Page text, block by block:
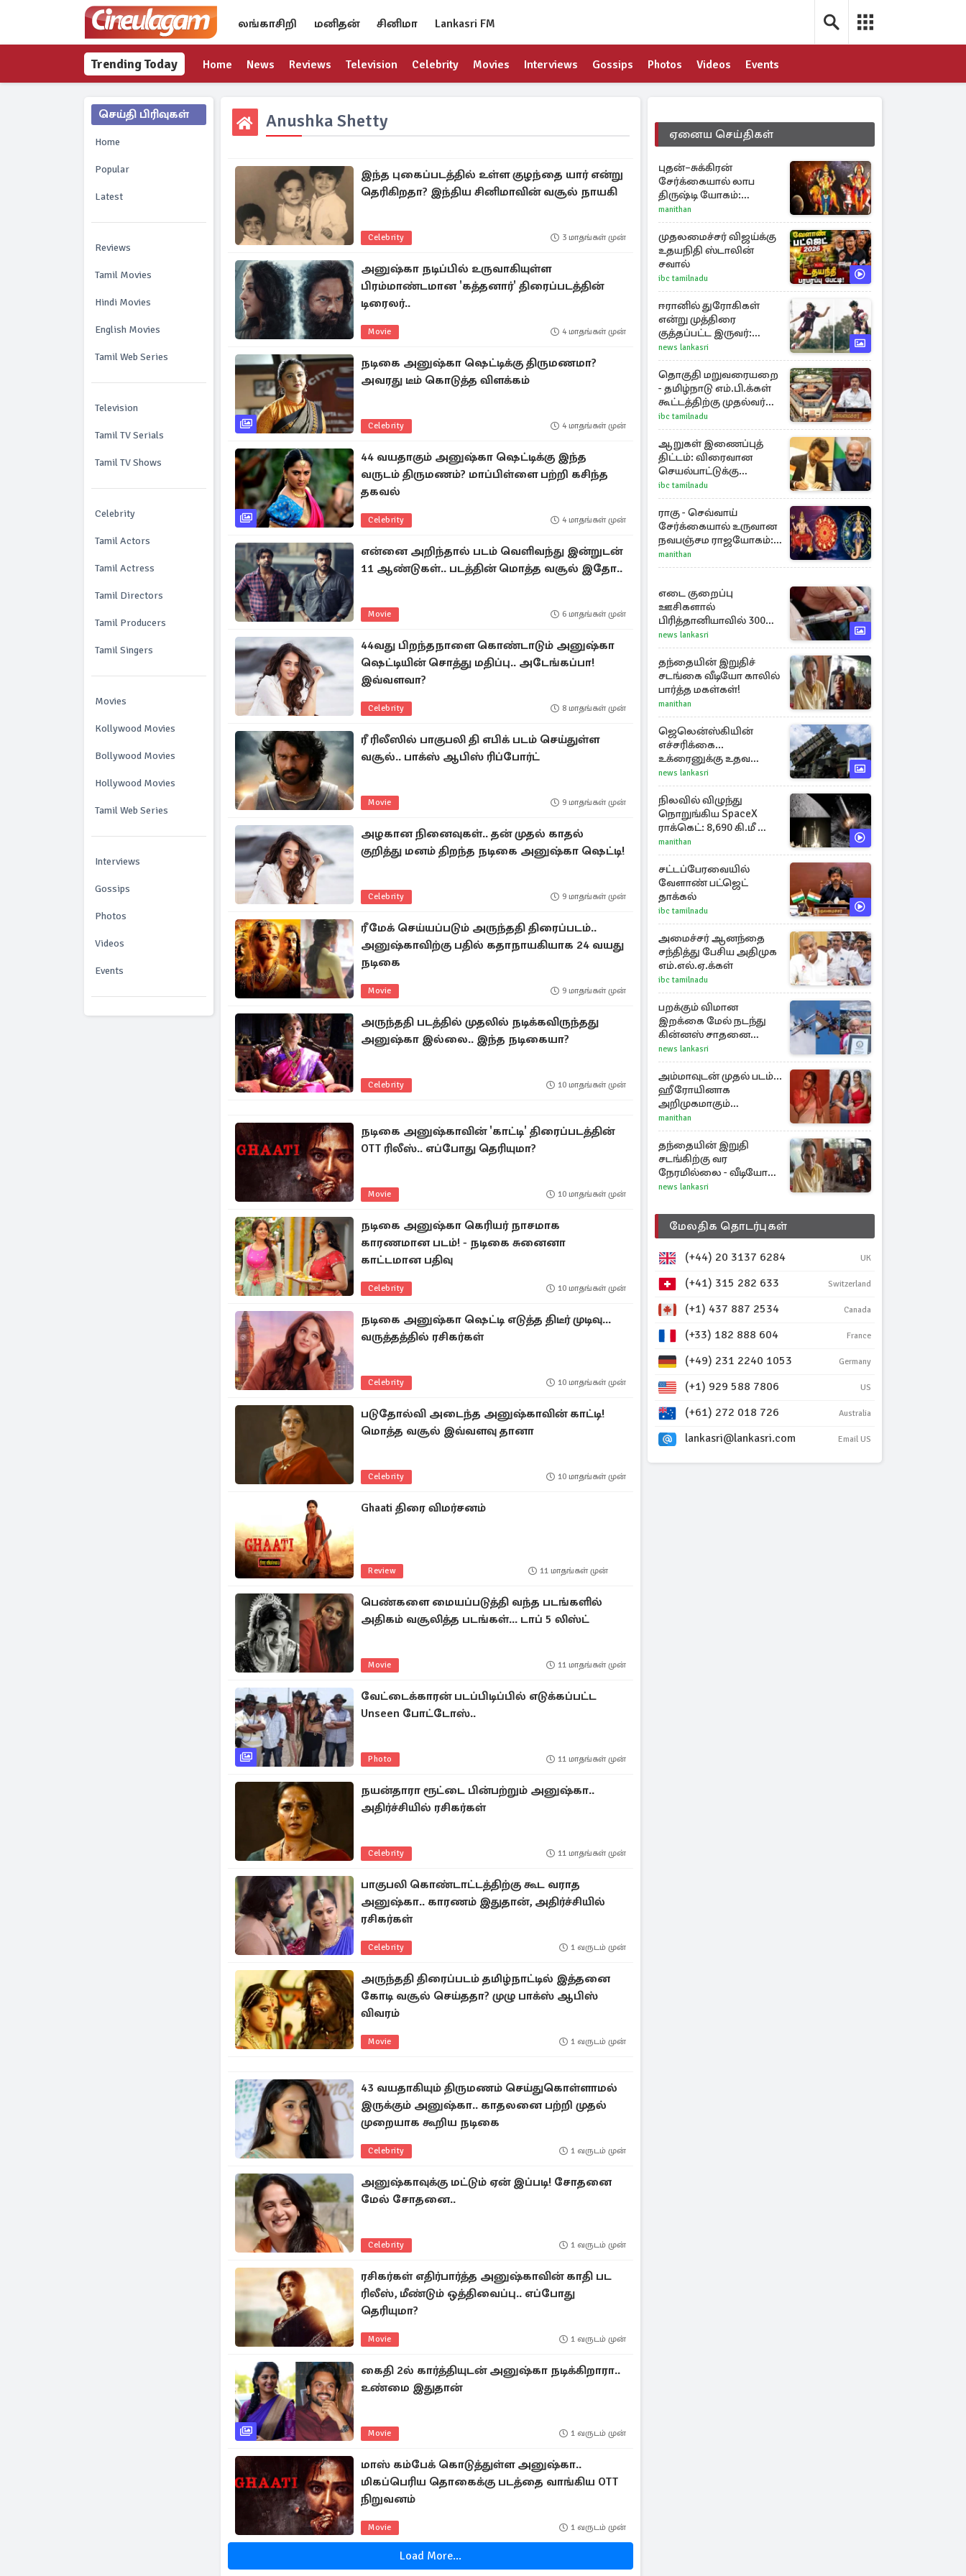
லங்காசிறி மனிதன் சினிமா Lankasri FM
Trending Today Home News Reviews Television Celebrity Movies Interviews Gossips Photos Videos Events
செய்தி பிரிவுகள்
Home
Popular
Latest
Reviews
Tamil Movies
Hindi Movies
English Movies
Tamil Web Series
Television
Tamil TV Serials
Tamil TV Shows
Celebrity
Tamil Actors
Tamil Actress
Tamil Directors
Tamil Producers
Tamil Singers
Movies
Kollywood Movies
Bollywood Movies
Hollywood Movies
Tamil Web Series
Interviews
Gossips
Photos
Videos
Events
Anushka Shetty
இந்த புகைப்படத்தில் உள்ள குழந்தை யார் என்று
தெரிகிறதா? இந்திய சினிமாவின் வசூல் நாயகி
Celebrity 3 மாதங்கள் முன்
அனுஷ்கா நடிப்பில் உருவாகியுள்ள
பிரம்மாண்டமான 'கத்தனார்' திரைப்படத்தின்
டிரைலர்..
Movie 4 மாதங்கள் முன்
நடிகை அனுஷ்கா ஷெட்டிக்கு திருமணமா?
அவரது டீம் கொடுத்த விளக்கம்
Celebrity 4 மாதங்கள் முன்
44 வயதாகும் அனுஷ்கா ஷெட்டிக்கு இந்த
வருடம் திருமணம்? மாப்பிள்ளை பற்றி கசிந்த
தகவல்
Celebrity 4 மாதங்கள் முன்
என்னை அறிந்தால் படம் வெளிவந்து இன்றுடன்
11 ஆண்டுகள்.. படத்தின் மொத்த வசூல் இதோ..
Movie 6 மாதங்கள் முன்
44வது பிறந்தநாளை கொண்டாடும் அனுஷ்கா
ஷெட்டியின் சொத்து மதிப்பு.. அடேங்கப்பா!
இவ்வளவா?
Celebrity 8 மாதங்கள் முன்
ரீ ரிலீஸில் பாகுபலி தி எபிக் படம் செய்துள்ள
வசூல்.. பாக்ஸ் ஆபிஸ் ரிப்போர்ட்
Movie 9 மாதங்கள் முன்
அழகான நினைவுகள்.. தன் முதல் காதல்
குறித்து மனம் திறந்த நடிகை அனுஷ்கா ஷெட்டி!
Celebrity 9 மாதங்கள் முன்
ரீமேக் செய்யப்படும் அருந்ததி திரைப்படம்..
அனுஷ்காவிற்கு பதில் கதாநாயகியாக 24 வயது
நடிகை
Movie 9 மாதங்கள் முன்
அருந்ததி படத்தில் முதலில் நடிக்கவிருந்தது
அனுஷ்கா இல்லை.. இந்த நடிகையா?
Celebrity 10 மாதங்கள் முன்
நடிகை அனுஷ்காவின் 'காட்டி' திரைப்படத்தின்
OTT ரிலீஸ்.. எப்போது தெரியுமா?
Movie 10 மாதங்கள் முன்
நடிகை அனுஷ்கா கெரியர் நாசமாக
காரணமான படம்! - நடிகை சுனைனா
காட்டமான பதிவு
Celebrity 10 மாதங்கள் முன்
நடிகை அனுஷ்கா ஷெட்டி எடுத்த திடீர் முடிவு...
வருத்தத்தில் ரசிகர்கள்
Celebrity 10 மாதங்கள் முன்
படுதோல்வி அடைந்த அனுஷ்காவின் காட்டி!
மொத்த வசூல் இவ்வளவு தானா
Celebrity 10 மாதங்கள் முன்
Ghaati திரை விமர்சனம்
Review 11 மாதங்கள் முன்
பெண்களை மையப்படுத்தி வந்த படங்களில்
அதிகம் வசூலித்த படங்கள்... டாப் 5 லிஸ்ட்
Movie 11 மாதங்கள் முன்
வேட்டைக்காரன் படப்பிடிப்பில் எடுக்கப்பட்ட
Unseen போட்டோஸ்..
Photo 11 மாதங்கள் முன்
நயன்தாரா ரூட்டை பின்பற்றும் அனுஷ்கா..
அதிர்ச்சியில் ரசிகர்கள்
Celebrity 11 மாதங்கள் முன்
பாகுபலி கொண்டாட்டத்திற்கு கூட வராத
அனுஷ்கா.. காரணம் இதுதான், அதிர்ச்சியில்
ரசிகர்கள்
Celebrity 1 வருடம் முன்
அருந்ததி திரைப்படம் தமிழ்நாட்டில் இத்தனை
கோடி வசூல் செய்ததா? முழு பாக்ஸ் ஆபிஸ்
விவரம்
Movie 1 வருடம் முன்
43 வயதாகியும் திருமணம் செய்துகொள்ளாமல்
இருக்கும் அனுஷ்கா.. காதலனை பற்றி முதல்
முறையாக கூறிய நடிகை
Celebrity 1 வருடம் முன்
அனுஷ்காவுக்கு மட்டும் ஏன் இப்படி! சோதனை
மேல் சோதனை..
Celebrity 1 வருடம் முன்
ரசிகர்கள் எதிர்பார்த்த அனுஷ்காவின் காதி பட
ரிலீஸ், மீண்டும் ஒத்திவைப்பு.. எப்போது
தெரியுமா?
Movie 1 வருடம் முன்
கைதி 2ல் கார்த்தியுடன் அனுஷ்கா நடிக்கிறாரா..
உண்மை இதுதான்
Movie 1 வருடம் முன்
மாஸ் கம்பேக் கொடுத்துள்ள அனுஷ்கா..
மிகப்பெரிய தொகைக்கு படத்தை வாங்கிய OTT
நிறுவனம்
Movie 1 வருடம் முன்
Load More...
ஏனைய செய்திகள்
புதன்–சுக்கிரன்
சேர்க்கையால் லாப
திருஷ்டி யோகம்:
அதிர்ஷ்டம் பெறும் டாப் 3
ராசிகள்!
manithan
முதலமைச்சர் விஜய்க்கு
உதயநிதி ஸ்டாலின்
சவால்
ibc tamilnadu
ஈரானில் துரோகிகள்
என்று முத்திரை
குத்தப்பட்ட இருவர்:
குடியுரிமை அளித்த நாடு
news lankasri
தொகுதி மறுவரையறை
- தமிழ்நாடு எம்.பி.க்கள்
கூட்டத்திற்கு முதல்வர்
விஜய் அழைப்பு
ibc tamilnadu
ஆறுகள் இணைப்புத்
திட்டம்: விரைவான
செயல்பாட்டுக்கு
பிரதமருக்கு
முதலமைச்சர் கடிதம்
ibc tamilnadu
ராகு - செவ்வாய்
சேர்க்கையால் உருவான
நவபஞ்சம ராஜயோகம்:
அதிர்ஷ்டம் பெறும் 3
ராசிகள்!
manithan
எடை குறைப்பு
ஊசிகளால்
பிரித்தானியாவில் 300
சதவீதம் அதிகரித்த
இறப்பு எண்ணிக்கை
news lankasri
தந்தையின் இறுதிச்
சடங்கை வீடியோ காலில்
பார்த்த மகள்கள்!
manithan
ஜெலென்ஸ்கியின்
எச்சரிக்கை...
உக்ரைனுக்கு உதவ
தீவிரமாகக் களமிறங்கிய
நேட்டோ
news lankasri
நிலவில் விழுந்து
நொறுங்கிய SpaceX
ராக்கெட்: 8,690 கி.மீ வேக
மோதலால் உருவான
புதிய பள்ளம்!
manithan
சட்டப்பேரவையில்
வேளாண் பட்ஜெட்
தாக்கல்
ibc tamilnadu
அமைச்சர் ஆனந்தை
சந்தித்து பேசிய அதிமுக
எம்.எல்.ஏ.க்கள்
ibc tamilnadu
பறக்கும் விமான
இறக்கை மேல் நடந்து
கின்னஸ் சாதனை
படைத்த 97 வயது
மூதாட்டி
news lankasri
அம்மாவுடன் முதல் படம்...
ஹீரோயினாக
அறிமுகமாகும்
ஊர்வசியின் மகள்
தேஜலட்சுமி!
manithan
தந்தையின் இறுதி
சடங்கிற்கு வர
நேரமில்லை - வீடியோ
காலில் பார்த்த மகள்கள்
news lankasri
மேலதிக தொடர்புகள்
(+44) 20 3137 6284 UK
(+41) 315 282 633 Switzerland
(+1) 437 887 2534 Canada
(+33) 182 888 604 France
(+49) 231 2240 1053 Germany
(+1) 929 588 7806 US
(+61) 272 018 726 Australia
lankasri@lankasri.com Email US